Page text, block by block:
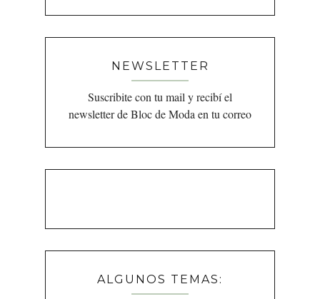
NEWSLETTER
Suscribite con tu mail y recibí el
newsletter de Bloc de Moda en tu correo
ALGUNOS TEMAS: